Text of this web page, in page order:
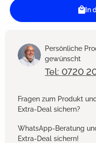
In
Persönliche
gewünscht
Tel: 0720
Fragen zum Produkt und
Extra-Deal sichern?
WhatsApp-Beratung
Extra-Deal sichern!